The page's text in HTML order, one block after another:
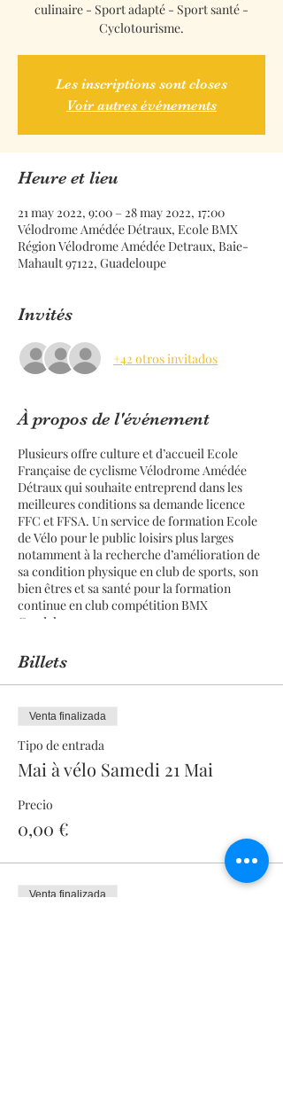
culinaire - Sport adapté - Sport santé -
Cyclotourisme.
Les inscriptions sont closes
Voir autres événements
Heure et lieu
21 may 2022, 9:00 – 28 may 2022, 17:00
Vélodrome Amédée Détraux, Ecole BMX
Région Vélodrome Amédée Detraux, Baie-
Mahault 97122, Guadeloupe
Invités
+42 otros invitados
À propos de l'événement
Plusieurs offre culture et d’accueil Ecole
Française de cyclisme Vélodrome Amédée
Détraux qui souhaite entreprend dans les
meilleures conditions sa demande licence
FFC et FFSA. Un service de formation Ecole
de Vélo pour le public loisirs plus larges
notamment à la recherche d’amélioration de
sa condition physique en club de sports, son
bien êtres et sa santé pour la formation
continue en club compétition BMX
Guadeloupe.
Billets
Venta finalizada
Tipo de entrada
Mai à vélo Samedi 21 Mai
Precio
0,00 €
Venta finalizada